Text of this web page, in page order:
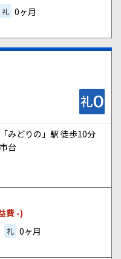
礼 0ヶ月
みどりの」駅 徒歩10分
台
費 -)
礼 0ヶ月